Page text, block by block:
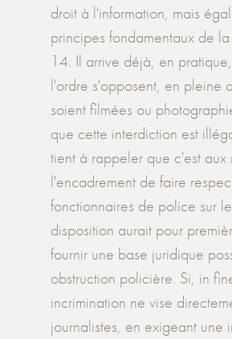
droit à l'information, mais
principes fondamentaux de
14. Il arrive déjà, en
l'ordre s'opposent, en pleine
soient filmées ou
que cette interdiction est
tient à rappeler que c'est aux
l'encadrement de faire
fonctionnaires de police sur
disposition aurait pour
fournir une base juridique
obstruction policière. Si, in
incrimination ne vise
journalistes, en exigeant une